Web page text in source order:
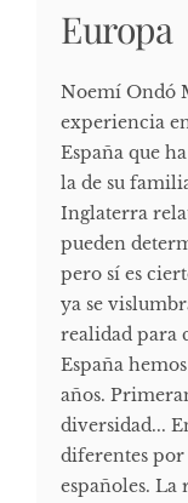
Europa
Noemí Ondó
experiencia
España que
la de su
Inglaterra
pueden
pero sí es
ya se
realidad para
España
años.
diversidad...
diferentes
españoles. La